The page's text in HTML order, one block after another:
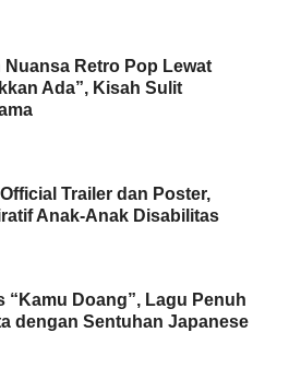
Nuansa Retro Pop Lewat
Ada”, Kisah Sulit
Trailer dan Poster,
Anak-Anak Disabilitas
“Kamu Doang”, Lagu Penuh
dengan Sentuhan Japanese